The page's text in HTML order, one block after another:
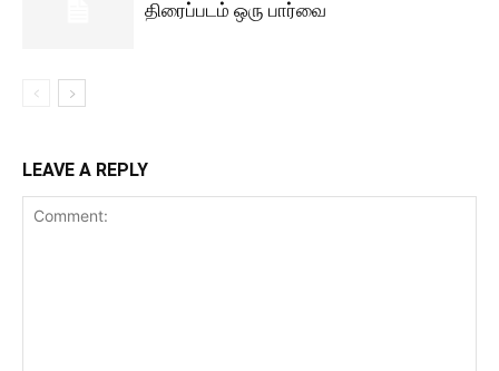
திரைப்படம் ஒரு பார்வை
LEAVE A REPLY